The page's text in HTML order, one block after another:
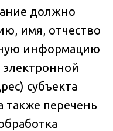
должно
имя, отчество
информацию
субъекта
также перечень